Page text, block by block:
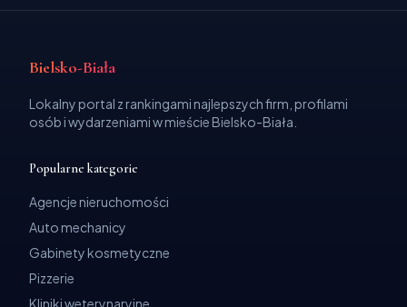
Bielsko-Biała
Lokalny portal z rankingami najlepszych firm, profilami
osób i wydarzeniami w mieście Bielsko-Biała.
Popularne kategorie
Agencje nieruchomości
Auto mechanicy
Gabinety kosmetyczne
Pizzerie
Kliniki weterynaryjne